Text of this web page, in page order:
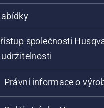
společnosti
udržitelnosti
Právní informace o